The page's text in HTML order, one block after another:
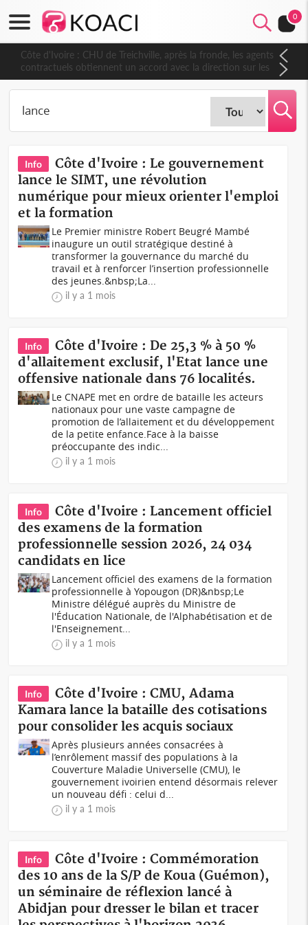
0
Côte d'Ivoire : CHU de Treichville, après la fronde, les agents
contractuels obtiennent un accord avec la direction sur les
arriérés du SMIG 2023
Info
Côte d'Ivoire : Le gouvernement
lance le SIMT, une révolution
numérique pour mieux orienter l'emploi
et la formation
Le Premier ministre Robert Beugré Mambé
inaugure un outil stratégique destiné à
transformer la gouvernance du marché du
travail et à renforcer l’insertion professionnelle
des jeunes.&nbsp;La...
il y a 1 mois
Info
Côte d'Ivoire : De 25,3 % à 50 %
d'allaitement exclusif, l'Etat lance une
offensive nationale dans 76 localités.
Le CNAPE met en ordre de bataille les acteurs
nationaux pour une vaste campagne de
promotion de l’allaitement et du développement
de la petite enfance.Face à la baisse
préoccupante des indic...
il y a 1 mois
Info
Côte d'Ivoire : Lancement officiel
des examens de la formation
professionnelle session 2026, 24 034
candidats en lice
Lancement officiel des examens de la formation
professionnelle à Yopougon (DR)&nbsp;Le
Ministre délégué auprès du Ministre de
l'Éducation Nationale, de l'Alphabétisation et de
l'Enseignement...
il y a 1 mois
Info
Côte d'Ivoire : CMU, Adama
Kamara lance la bataille des cotisations
pour consolider les acquis sociaux
Après plusieurs années consacrées à
l’enrôlement massif des populations à la
Couverture Maladie Universelle (CMU), le
gouvernement ivoirien entend désormais relever
un nouveau défi : celui d...
il y a 1 mois
Info
Côte d'Ivoire : Commémoration
des 10 ans de la S/P de Koua (Guémon),
un séminaire de réflexion lancé à
Abidjan pour dresser le bilan et tracer